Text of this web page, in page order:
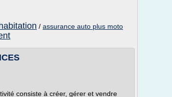
/ assurance auto plus moto
consiste à créer, gérer et vendre